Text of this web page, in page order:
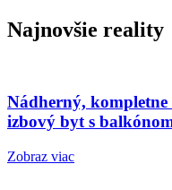
Najnovšie reality
Nádherný,
izbový byt s
Zobraz viac